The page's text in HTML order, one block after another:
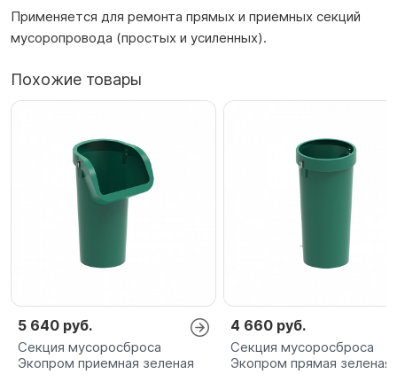
Применяется для ремонта прямых и приемных секций
мусоропровода (простых и усиленных).
Похожие товары
5 640 руб.
Секция мусоросброса
Экопром приемная зеленая
4 660 руб.
Секция мусоросброса
Экопром прямая зеленая